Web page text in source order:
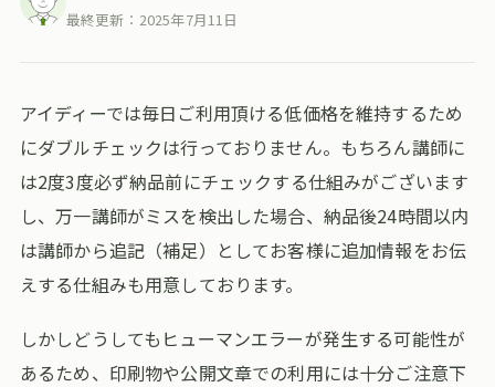
最終更新： 2025年7月11日
アイディーでは毎日ご利用頂ける低価格を維持するため
にダブルチェックは行っておりません。もちろん講師に
は2度3度必ず納品前にチェックする仕組みがございます
し、万一講師がミスを検出した場合、納品後24時間以内
は講師から追記（補足）としてお客様に追加情報をお伝
えする仕組みも用意しております。
しかしどうしてもヒューマンエラーが発生する可能性が
あるため、印刷物や公開文章での利用には十分ご注意下